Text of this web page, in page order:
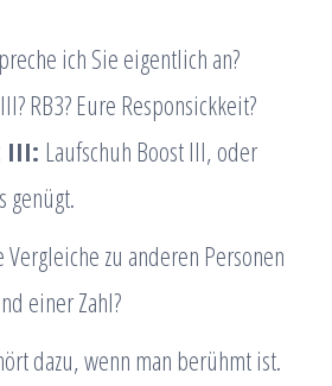
ich Sie eigentlich an?
RB3? Eure Responsickkeit?
III: Laufschuh Boost III, oder
genügt.
Vergleiche zu anderen Personen
einer Zahl?
dazu, wenn man berühmt ist.